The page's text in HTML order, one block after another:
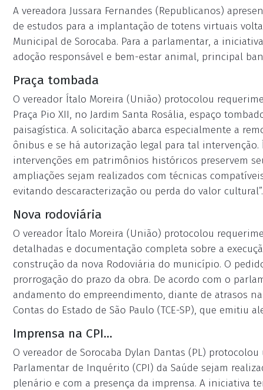
A vereadora Jussara Fernandes (Republicanos)
de estudos para a implantação de totens virtuais
Municipal de Sorocaba. Para a parlamentar, a
adoção responsável e bem-estar animal, principal
Praça tombada
O vereador Ítalo Moreira (União) protocolou
Praça Pio XII, no Jardim Santa Rosália, espaço
paisagística. A solicitação abarca especialmente a
ônibus e se há autorização legal para tal
intervenções em patrimônios históricos preservem
ampliações sejam realizados com técnicas
evitando descaracterização ou perda do valor cultural”.
Nova rodoviária
O vereador Ítalo Moreira (União) protocolou
detalhadas e documentação completa sobre a
construção da nova Rodoviária do município. O
prorrogação do prazo da obra. De acordo com o
andamento do empreendimento, diante de atrasos
Contas do Estado de São Paulo (TCE-SP), que emitiu
Imprensa na CPI...
O vereador de Sorocaba Dylan Dantas (PL)
Parlamentar de Inquérito (CPI) da Saúde sejam
plenário e com a presença da imprensa. A iniciativa